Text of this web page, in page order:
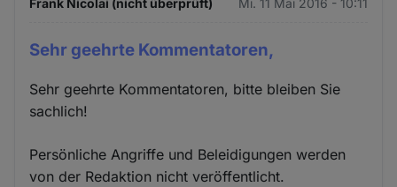
Sehr geehrte Kommentatoren,
Sehr geehrte Kommentatoren, bitte bleiben Sie
sachlich!
Persönliche Angriffe und Beleidigungen werden
von der Redaktion nicht veröffentlicht.